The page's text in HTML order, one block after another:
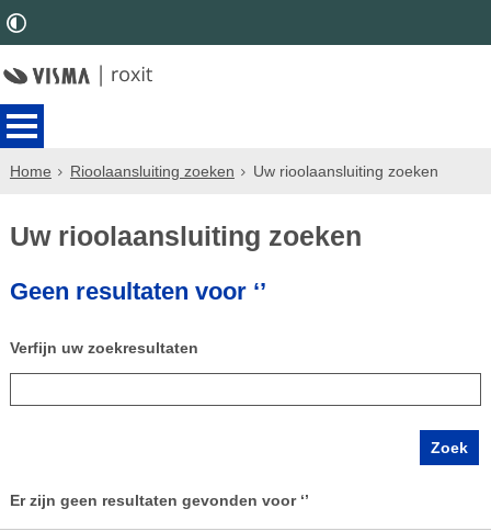
Home Rioolaansluiting zoeken Uw rioolaansluiting zoeken
Uw rioolaansluiting zoeken
Geen resultaten voor ‘’
Verfijn uw zoekresultaten
Er zijn geen resultaten gevonden voor ‘’